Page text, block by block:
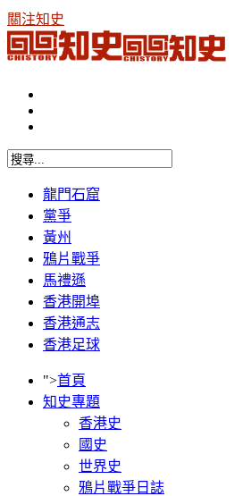
關注知史
龍門石窟
黨爭
黃州
鴉片戰爭
馬禮遜
香港開埠
香港通志
香港足球
">首頁
知史專題
香港史
國史
世界史
鴉片戰爭日誌